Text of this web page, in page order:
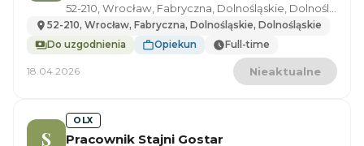
52-210, Wrocław, Fabryczna, Dolnośląskie, Dolnośląskie
52-210, Wrocław, Fabryczna, Dolnośląskie, Dolnośląskie
Do uzgodnienia
Opiekun Full-time
18.04.2026 Nieaktualne
S
OLX
Pracownik Stajni Gostar